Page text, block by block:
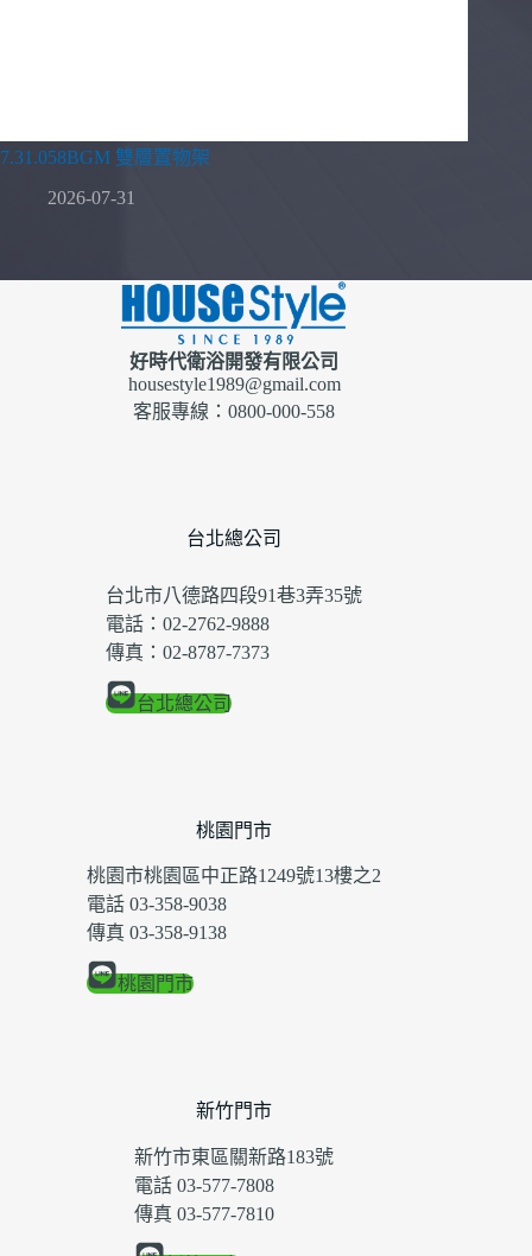
7.31.058BGM 雙層置物架
2026-07-31
好時代衛浴開發有限公司
housestyle1989@gmail.com
客服專線：0800-000-558
台北總公司
台北市八德路四段91巷3弄35號
電話：02-2762-9888
傳真：02-8787-7373
台北總公司
桃園門市
桃園市桃園區中正路1249號13樓之2
電話 03-358-9038
傳真 03-358-9138
桃園門市
新竹門市
新竹市東區關新路183號
電話 03-577-7808
傳真 03-577-7810